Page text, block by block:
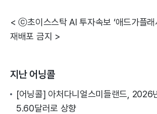
< ⓒ초이스스탁 AI 투자속보 ‘애드가플래
재배포 금지 >
지난 어닝콜
[어닝콜] 아처다니얼스미들랜드, 2026
5.60달러로 상향